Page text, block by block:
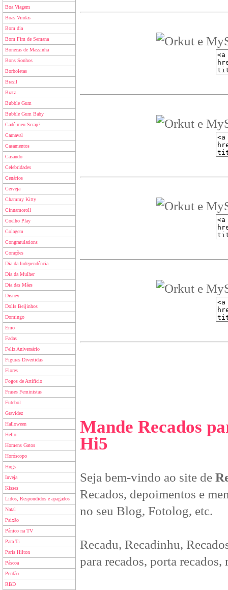
Boa Viagem
Boas Vindas
Bom dia
Bom Fim de Semana
Bonecas de Massinha
Bons Sonhos
Borboletas
Brasil
Bratz
Bubble Gum
Bubble Gum Baby
Cadê meu Scrap?
Carnaval
Casamentos
Casando
Celebridades
Cenários
Cerveja
Chammy Kitty
Cinnamoroll
Coelho Play
Colagem
Congratulations
Corações
Dia da Independência
Dia da Mulher
Dia das Mães
Disney
Dolls Beijinhos
Domingo
Emo
Fadas
Feliz Aniversário
Figuras Divertidas
Flores
Fogos de Artifício
Frases Feministas
Futebol
Gravidez
Halloween
Hello
Homens Gatos
Horóscopo
Hugs
Inveja
Kisses
Lidos, Respondidos e apagados
Natal
Paixão
Pânico na TV
Para Ti
Paris Hilton
Páscoa
Perdão
RBD
Mande Recados
Hi5
Seja bem-vindo ao site de
Recados, depoimentos e
no seu Blog, Fotolog, etc.
Recadu, Recadinhu,
para recados, porta